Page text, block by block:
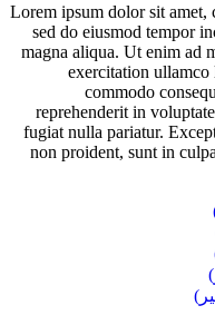
Lorem ipsum dolor sit amet,
sed do eiusmod tempor
magna aliqua. Ut enim ad
exercitation ullamco
commodo
reprehenderit in
fugiat nulla pariatur.
non proident, sunt in